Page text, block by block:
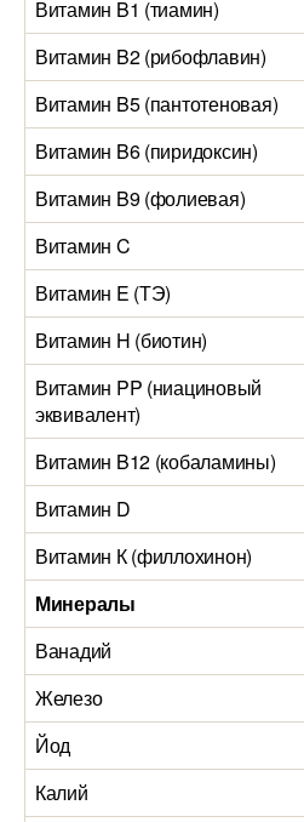
Витамин B1 (тиамин)
Витамин B2 (рибофлавин)
Витамин B5 (пантотеновая)
Витамин B6 (пиридоксин)
Витамин B9 (фолиевая)
Витамин C
Витамин E (ТЭ)
Витамин H (биотин)
Витамин PP (ниациновый
эквивалент)
Витамин B12 (кобаламины)
Витамин D
Витамин К (филлохинон)
Минералы
Ванадий
Железо
Йод
Калий